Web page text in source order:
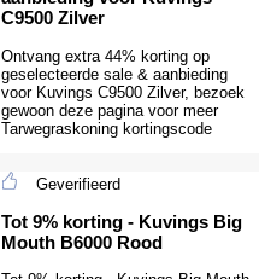
C9500 Zilver
Ontvang extra 44% korting op
geselecteerde sale & aanbieding
voor Kuvings C9500 Zilver, bezoek
gewoon deze pagina voor meer
Tarwegraskoning kortingscode
Geverifieerd
Tot 9% korting - Kuvings Big
Mouth B6000 Rood